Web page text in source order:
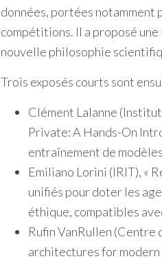
données, portées notamment
compétitions. Il a proposé
nouvelle philosophie
Trois exposés courts sont
Clément Lalanne
Private: A Hands-On
entraînement de
Emiliano Lorini (IRIT), «
unifiés pour doter les
éthique, compatibles
Rufin VanRullen
architectures for